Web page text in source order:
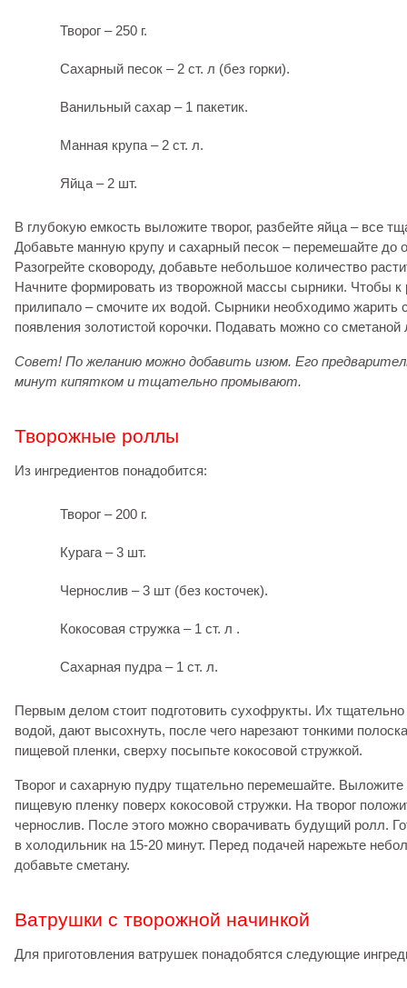
Творог – 250 г.
Сахарный песок – 2 ст. л (без горки).
Ванильный сахар – 1 пакетик.
Манная крупа – 2 ст. л.
Яйца – 2 шт.
В глубокую емкость выложите творог, разбейте яйца – все
Добавьте манную крупу и сахарный песок – перемешайте до
Разогрейте сковороду, добавьте небольшое количество
Начните формировать из творожной массы сырники. Чтобы к
прилипало – смочите их водой. Сырники необходимо жарить
появления золотистой корочки. Подавать можно со
Совет! По желанию можно добавить изюм. Его
минут кипятком и тщательно промывают.
Творожные роллы
Из ингредиентов понадобится:
Творог – 200 г.
Курага – 3 шт.
Чернослив – 3 шт (без косточек).
Кокосовая стружка – 1 ст. л .
Сахарная пудра – 1 ст. л.
Первым делом стоит подготовить сухофрукты. Их
водой, дают высохнуть, после чего нарезают тонкими
пищевой пленки, сверху посыпьте кокосовой стружкой.
Творог и сахарную пудру тщательно перемешайте.
пищевую пленку поверх кокосовой стружки. На творог
чернослив. После этого можно сворачивать будущий ролл.
в холодильник на 15-20 минут. Перед подачей нарежьте
добавьте сметану.
Ватрушки с творожной начинкой
Для приготовления ватрушек понадобятся следующие